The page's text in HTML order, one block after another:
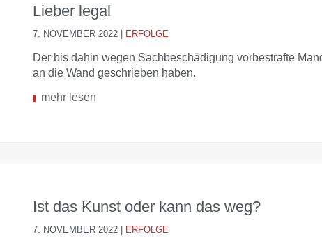
Lieber legal
7. NOVEMBER 2022 ERFOLGE
Der bis dahin wegen Sachbeschädigung vorbestrafte
an die Wand geschrieben haben.
mehr lesen
Ist das Kunst oder kann das weg?
7. NOVEMBER 2022 ERFOLGE